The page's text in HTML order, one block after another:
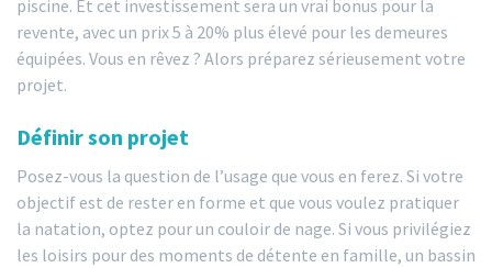
piscine. Et cet investissement sera un vrai bonus pour la
revente, avec un prix 5 à 20% plus élevé pour les demeures
équipées. Vous en rêvez ? Alors préparez sérieusement votre
projet.
Définir son projet
Posez-vous la question de l’usage que vous en ferez. Si votre
objectif est de rester en forme et que vous voulez pratiquer
la natation, optez pour un couloir de nage. Si vous privilégiez
les loisirs pour des moments de détente en famille, un bassin